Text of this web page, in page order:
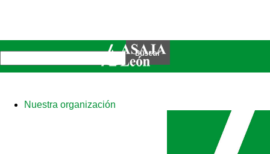
Nuestra organización